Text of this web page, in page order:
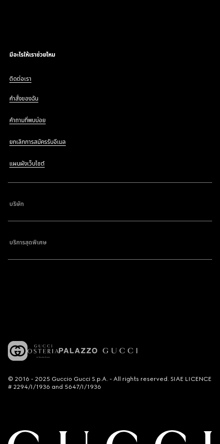
มีอะไรให้เราช่วยไหม
ติดต่อเรา
คำสั่งของฉัน
คำถามที่พบบ่อย
ยกเลิกการสมัครรับอีเมล
แผนผังเว็บไซต์
บริษัท
บริการสุดพิเศษ
© 2016 - 2025 Guccio Gucci S.p.A. - All rights reserved. SIAE LICENCE
# 2294/I/1936 and 5647/I/1936